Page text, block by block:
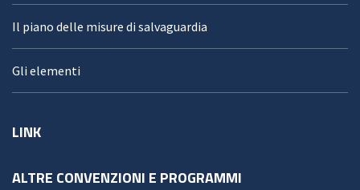
Il piano delle misure di salvaguardia
Gli elementi
LINK
ALTRE CONVENZIONI E PROGRAMMI